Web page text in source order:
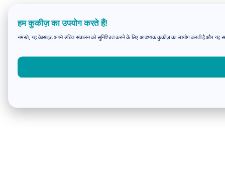
हम कुकीज़ का उपयोग करते हैं!
नमस्ते, यह वेबसाइट अपने उचित संचालन को सुनिश्चित करने के लिए आवश्यक कुकीज़ का उपयोग करती है और यह